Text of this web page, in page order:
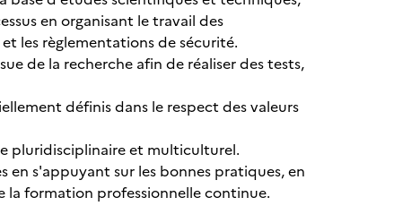
en organisant le travail des
les règlementations de sécurité.
de la recherche afin de réaliser des tests,
définis dans le respect des valeurs
pluridisciplinaire et multiculturel.
s'appuyant sur les bonnes pratiques, en
la formation professionnelle continue.